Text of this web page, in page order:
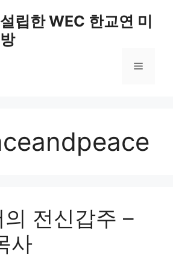
립한 WEC 한교연 미
Menu
전신갑주 –
사